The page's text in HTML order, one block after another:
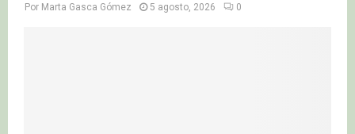
Por Marta Gasca Gómez 5 agosto, 2026 0